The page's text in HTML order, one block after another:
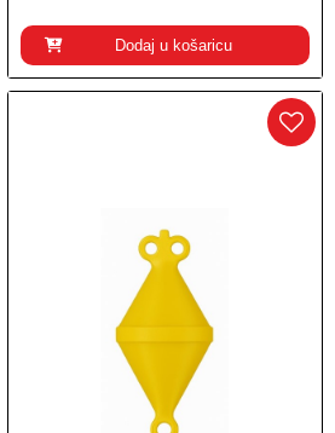
Dodaj u košaricu